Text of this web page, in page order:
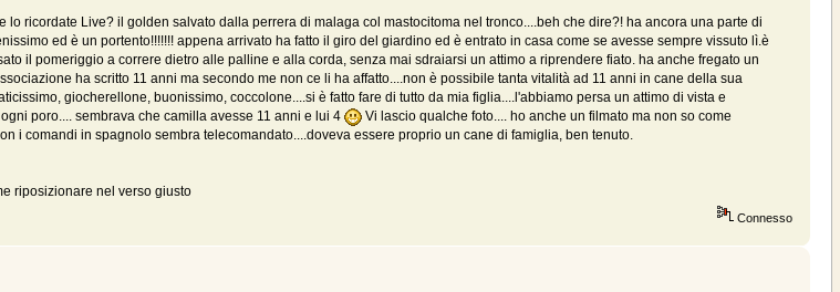
ricordate Live? il golden salvato dalla perrera di malaga col mastocitoma nel tronco....beh che dire?! ha ancora una parte di
ed è un portento!!!!!!! appena arrivato ha fatto il giro del giardino ed è entrato in casa come se avesse sempre vissuto lì.è
il pomeriggio a correre dietro alle palline e alla corda, senza mai sdraiarsi un attimo a riprendere fiato. ha anche fregato un
ha scritto 11 anni ma secondo me non ce li ha affatto....non è possibile tanta vitalità ad 11 anni in cane della sua
giocherellone, buonissimo, coccolone....si è fatto fare di tutto da mia figlia....l'abbiamo persa un attimo di vista e
poro.... sembrava che camilla avesse 11 anni e lui 4
Vi lascio qualche foto.... ho anche un filmato ma non so come
i comandi in spagnolo sembra telecomandato....doveva essere proprio un cane di famiglia, ben tenuto.
riposizionare nel verso giusto
Connesso